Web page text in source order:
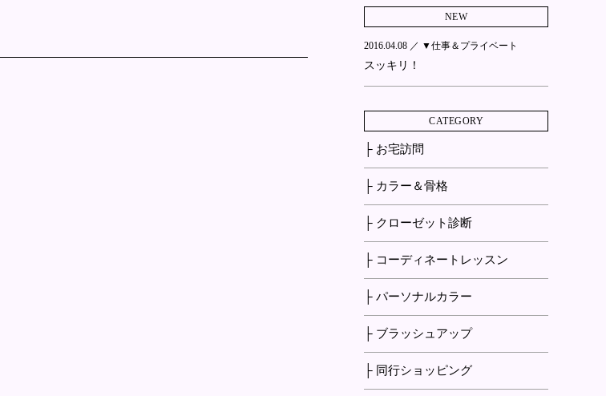
NEW
2016.04.08 ／ ▼仕事＆プライベート
スッキリ！
CATEGORY
├ お宅訪問
├ カラー＆骨格
├ クローゼット診断
├ コーディネートレッスン
├ パーソナルカラー
├ ブラッシュアップ
├ 同行ショッピング